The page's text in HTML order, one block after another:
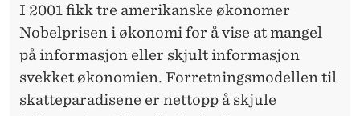
I 2001 fikk tre amerikanske økonomer
Nobelprisen i økonomi for å vise at mangel
på informasjon eller skjult informasjon
svekket økonomien. Forretningsmodellen til
skatteparadisene er nettopp å skjule